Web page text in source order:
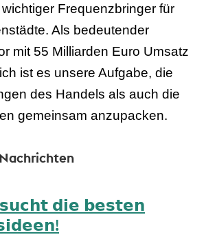
Frequenzbringer für
Als bedeutender
mit 55 Milliarden Euro Umsatz
ist es unsere Aufgabe, die
des Handels als auch die
gemeinsam anzupacken.
Nachrichten
𝗱𝗶𝗲 𝗯𝗲𝘀𝘁𝗲𝗻